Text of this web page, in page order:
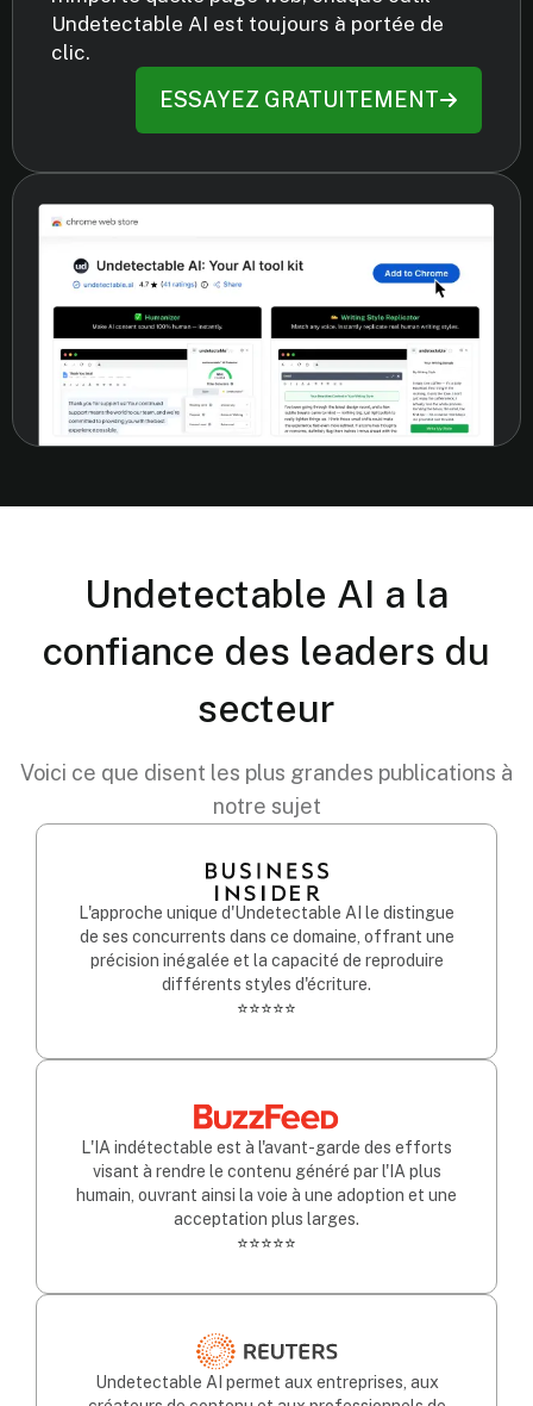
Undetectable AI est toujours à portée de
clic.
ESSAYEZ GRATUITEMENT
Undetectable AI a la
confiance des leaders du
secteur
Voici ce que disent les plus grandes publications à
notre sujet
L'approche unique d'Undetectable AI le distingue
de ses concurrents dans ce domaine, offrant une
précision inégalée et la capacité de reproduire
différents styles d'écriture.
⭐⭐⭐⭐⭐
L'IA indétectable est à l'avant-garde des efforts
visant à rendre le contenu généré par l'IA plus
humain, ouvrant ainsi la voie à une adoption et une
acceptation plus larges.
⭐⭐⭐⭐⭐
Undetectable AI permet aux entreprises, aux